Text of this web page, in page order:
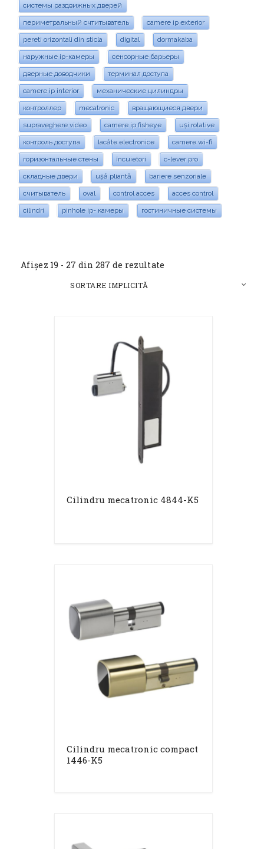
системы раздвижных дверей
периметральный счтитыватель camere ip exterior
pereti orizontali din sticla digital dormakaba
наружные ip-камеры сенсорные барьеры
дверные доводчики терминал доступа
camere ip interior механические цилиндры
контроллер mecatronic вращающиеся двери
supraveghere video camere ip fisheye uși rotative
контроль доступа lacăte electronice camere wi-fi
горизонтальные стены încuietori c-lever pro
складные двери ușă pliantă bariere senzoriale
считыватель oval control acces acces control
cilindri pinhole ip- камеры гостиничные системы
Afișez 19 - 27 din 287 de rezultate
Cilindru mecatronic 4844-K5
Cilindru mecatronic compact
1446-K5